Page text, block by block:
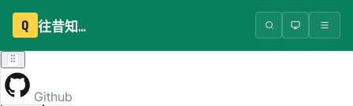
Q 往昔知识库
Github